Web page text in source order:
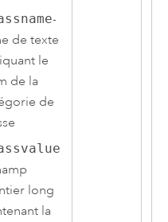
-
de texte
le
de la
de
long
la